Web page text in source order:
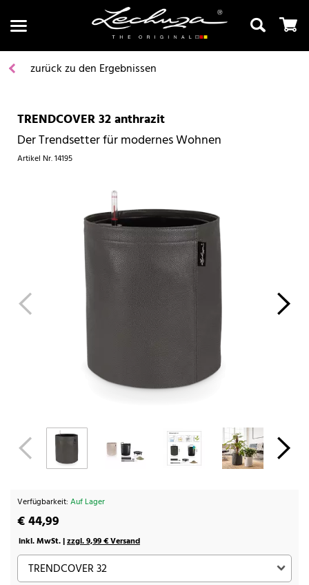
Suchen
zurück zu den Ergebnissen
TRENDCOVER 32 anthrazit
Der Trendsetter für modernes Wohnen
Artikel Nr.14195
Verfügbarkeit: Auf Lager
€ 44,99
inkl. MwSt. |zzgl. 9,99 € Versand